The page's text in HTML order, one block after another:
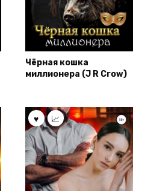
Чёрная кошка
миллионера (J R Crow)